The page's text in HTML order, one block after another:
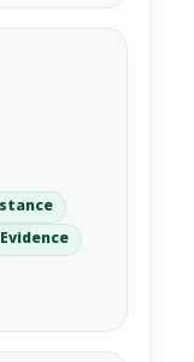
Evidence